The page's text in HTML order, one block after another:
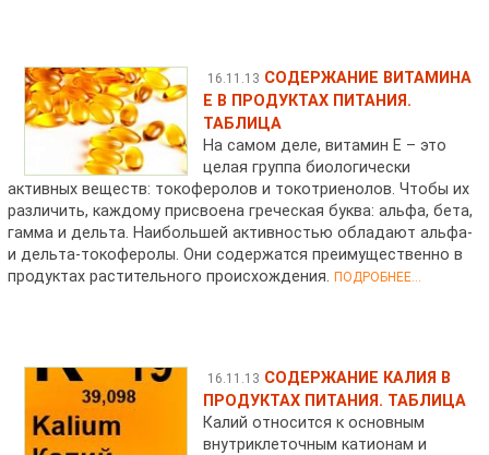
16.11.13 СОДЕРЖАНИЕ ВИТАМИНА
Е В ПРОДУКТАХ ПИТАНИЯ.
ТАБЛИЦА
На самом деле, витамин Е – это
целая группа биологически
активных веществ: токоферолов и токотриенолов. Чтобы их
различить, каждому присвоена греческая буква: альфа, бета,
гамма и дельта. Наибольшей активностью обладают альфа-
и дельта-токоферолы. Они содержатся преимущественно в
продуктах растительного происхождения.ПОДРОБНЕЕ...
16.11.13 СОДЕРЖАНИЕ КАЛИЯ В
ПРОДУКТАХ ПИТАНИЯ. ТАБЛИЦА
Калий относится к основным
внутриклеточным катионам и